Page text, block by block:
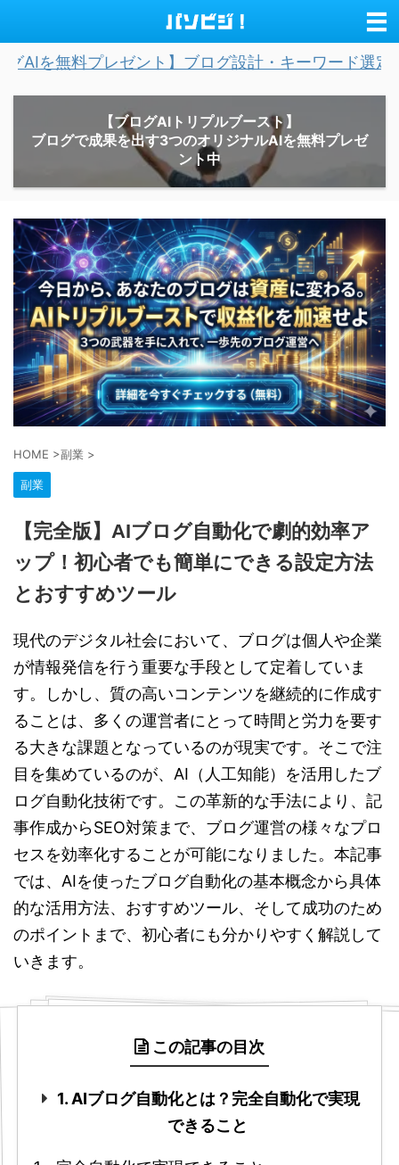
ゼント】ブログ設計・キーワード選定・記事作成を
【ブログAIトリプルブースト】
ブログで成果を出す3つのオリジナルAIを無料プレゼ
ント中
HOME >副業 >
副業
【完全版】AIブログ自動化で劇的効率ア
ップ！初心者でも簡単にできる設定方法
とおすすめツール
現代のデジタル社会において、ブログは個人や企業
が情報発信を行う重要な手段として定着していま
す。しかし、質の高いコンテンツを継続的に作成す
ることは、多くの運営者にとって時間と労力を要す
る大きな課題となっているのが現実です。そこで注
目を集めているのが、AI（人工知能）を活用したブ
ログ自動化技術です。この革新的な手法により、記
事作成からSEO対策まで、ブログ運営の様々なプロ
セスを効率化することが可能になりました。本記事
では、AIを使ったブログ自動化の基本概念から具体
的な活用方法、おすすめツール、そして成功のため
のポイントまで、初心者にも分かりやすく解説して
いきます。
この記事の目次
1. AIブログ自動化とは？完全自動化で実現
できること